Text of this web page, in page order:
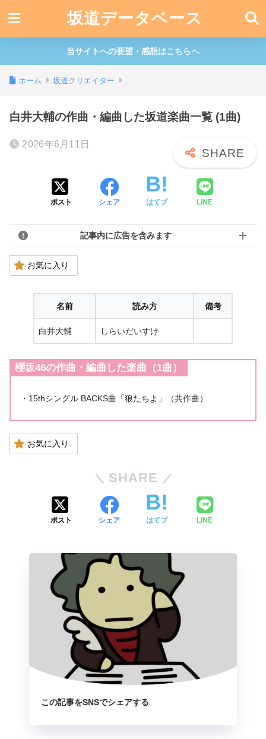
坂道データベース
当サイトへの要望・感想はこちらへ
ホーム 坂道クリエイター
白井大輔の作曲・編曲した坂道楽曲一覧 (1曲)
2026年6月11日
ポスト シェア はてブ LINE
記事内に広告を含みます
お気に入り
名前 読み方 備考
白井大輔 しらいだいすけ
櫻坂46の作曲・編曲した楽曲（1曲）
・15thシングル BACKS曲「狼たちよ」（共作曲）
お気に入り
SHARE
ポスト シェア はてブ LINE
この記事をSNSでシェアする